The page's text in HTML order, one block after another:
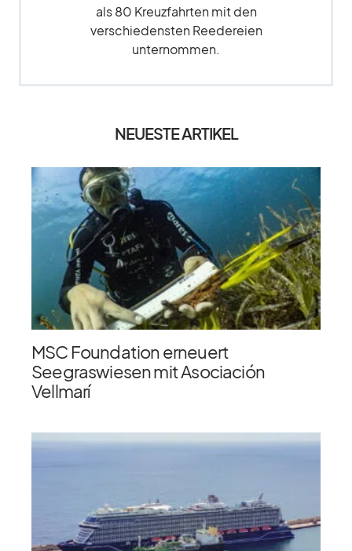
als 80 Kreuzfahrten mit den
verschiedensten Reedereien
unternommen.
NEUESTE ARTIKEL
MSC Foundation erneuert
Seegraswiesen mit Asociación
Vellmarí